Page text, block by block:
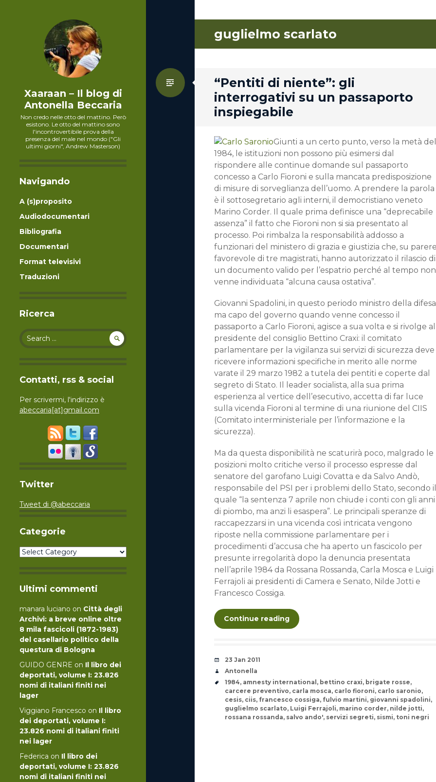
Xaaraan – Il blog di
Antonella Beccaria
Non credo nelle otto del mattino. Però
esistono. Le otto del mattino sono
l'incontrovertibile prova della
presenza del male nel mondo ("Gli
ultimi giorni", Andrew Masterson)
Navigando
A (s)proposito
Audiodocumentari
Bibliografia
Documentari
Format televisivi
Traduzioni
Ricerca
Search for:
Contatti, rss & social
Per scrivermi, l'indirizzo è
abeccaria[at]gmail.com
Twitter
Tweet di @abeccaria
Categorie
Categorie
Ultimi commenti
manara luciano on Città degli
Archivi: a breve online oltre
8 mila fascicoli (1872-1983)
del casellario politico della
questura di Bologna
GUIDO GENRE on Il libro dei
deportati, volume I: 23.826
nomi di italiani finiti nei
lager
Viggiano Francesco on Il libro
dei deportati, volume I:
23.826 nomi di italiani finiti
nei lager
Federica on Il libro dei
deportati, volume I: 23.826
nomi di italiani finiti nei
guglielmo scarlato
“Pentiti di niente”: gli
interrogativi su un passaporto
inspiegabile
Standard
Giunti a un certo punto, verso la metà del
1984, le istituzioni non possono più esimersi dal
rispondere alle continue domande sul passaporto
concesso a Carlo Fioroni e sulla mancata predisposizione
di misure di sorveglianza dell’uomo. A prendere la parola
è il sottosegretario agli interni, il democristiano veneto
Marino Corder. Il quale prima definisce una “deprecabile
assenza” il fatto che Fioroni non si sia presentato al
processo. Poi rimbalza la responsabilità addosso a
funzionari del ministero di grazia e giustizia che, su
favorevole di tre magistrati, hanno autorizzato il rilascio di
un documento valido per l’espatrio perché al tempo non
venne individuata “alcuna causa ostativa”.
Giovanni Spadolini, in questo periodo ministro della
ma capo del governo quando venne concesso il
passaporto a Carlo Fioroni, agisce a sua volta e si rivolge al
presidente del consiglio Bettino Craxi: il comitato
parlamentare per la vigilanza sui servizi di sicurezza deve
ricevere informazioni specifiche in merito alle norme
varate il 29 marzo 1982 a tutela dei pentiti e coperte dal
segreto di Stato. Il leader socialista, alla sua prima
esperienza al vertice dell’esecutivo, accetta di far luce
sulla vicenda Fioroni al termine di una riunione del CIIS
(Comitato interministeriale per l’informazione e la
sicurezza).
Ma da questa disponibilità ne scaturirà poco, malgrado le
posizioni molto critiche verso il processo espresse dal
senatore del garofano Luigi Covatta e da Salvo Andò,
responsabile del PSI per i problemi dello Stato, secondo il
quale “la sentenza 7 aprile non chiude i conti con gli anni
di piombo, ma anzi li esaspera”. Le principali speranze di
raccapezzarsi in una vicenda così intricata vengono
riposte nella commissione parlamentare per i
procedimenti d’accusa che ha aperto un fascicolo per
presunte irregolarità dopo la denuncia presentata
nell’aprile 1984 da Rossana Rossanda, Carla Mosca e Luigi
Ferrajoli ai presidenti di Camera e Senato, Nilde Jotti e
Francesco Cossiga.
Continue reading
Date
23 Jan 2011
Author
Antonella
Tags
1984, amnesty international , bettino craxi, brigate rosse,
carcere preventivo, carla mosca, carlo fioroni, carlo saronio,
cesis, ciis, francesco cossiga, fulvio martini, giovanni spadolini,
guglielmo scarlato, Luigi Ferrajoli, marino corder, nilde jotti,
rossana rossanda, salvo ando', servizi segreti, sismi, toni negri